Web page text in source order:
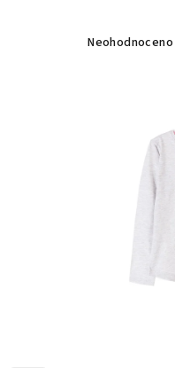
Průměrné
hvězdiček.
Neohodnoceno